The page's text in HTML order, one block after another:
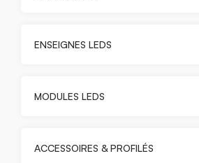
ENSEIGNES LEDS
MODULES LEDS
ACCESSOIRES & PROFILÉS